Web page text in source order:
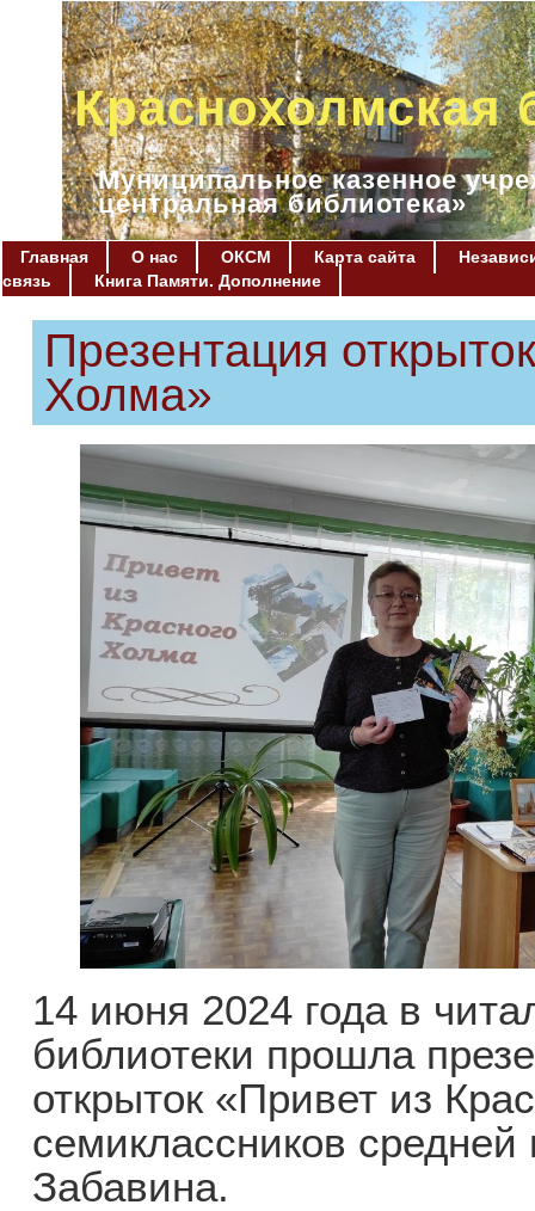
Краснохолмская
Муниципальное казенное
центральная библиотека»
Главная О нас ОКСМ Карта сайта
связь
Книга Памяти. Дополнение
Презентация
Холма»
14 июня 2024 года в
библиотеки прошла
открыток «Привет из
семиклассников
Забавина.